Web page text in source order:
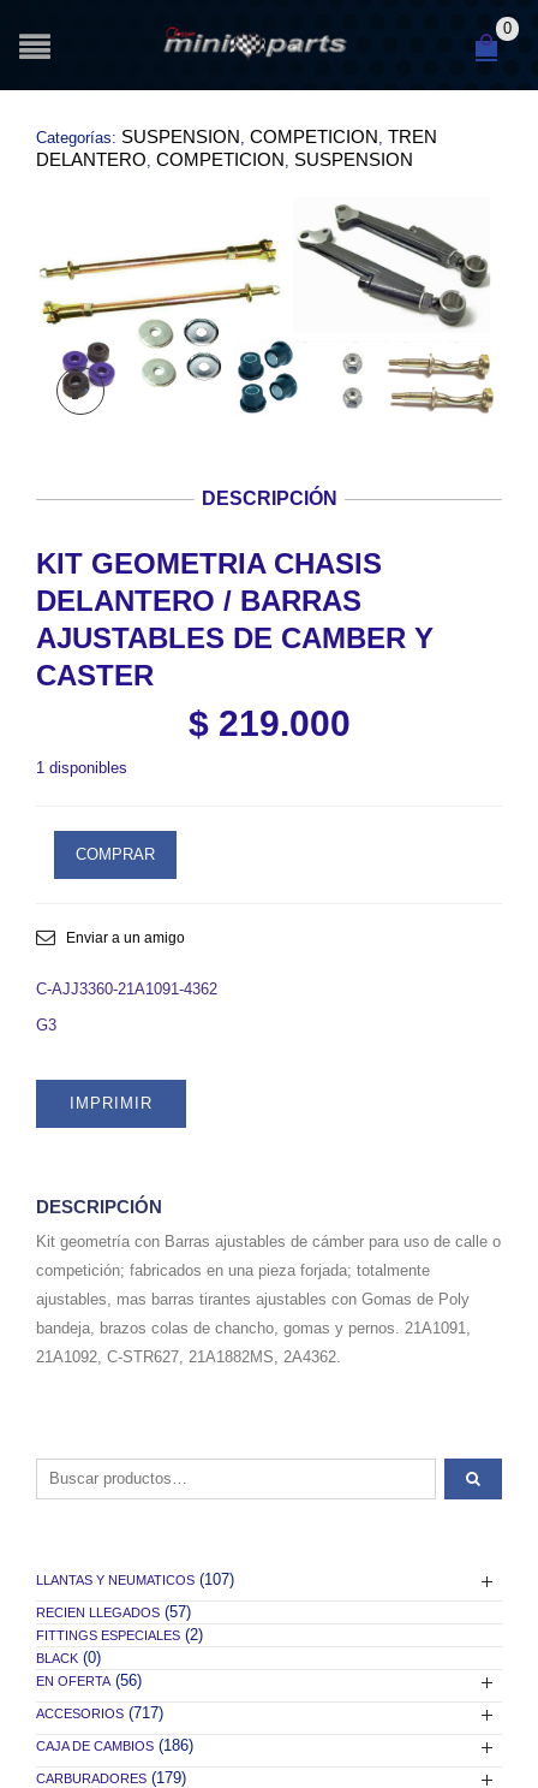
0
Categorías: SUSPENSION COMPETICION TREN
DELANTERO COMPETICION SUSPENSION
DESCRIPCIÓN
KIT GEOMETRIA CHASIS
DELANTERO / BARRAS
AJUSTABLES DE CAMBER Y
CASTER
$219.000
1 disponibles
COMPRAR
Enviar a un amigo
C-AJJ3360-21A1091-4362
G3
IMPRIMIR
DESCRIPCIÓN
Kit geometría con Barras ajustables de cámber para uso de calle o
competición; fabricados en una pieza forjada; totalmente
ajustables, mas barras tirantes ajustables con Gomas de Poly
bandeja, brazos colas de chancho, gomas y pernos. 21A1091,
21A1092, C-STR627, 21A1882MS, 2A4362.
Buscar por:
LLANTAS Y NEUMATICOS (107)
RECIEN LLEGADOS (57)
FITTINGS ESPECIALES (2)
BLACK (0)
EN OFERTA (56)
ACCESORIOS (717)
CAJA DE CAMBIOS (186)
CARBURADORES (179)